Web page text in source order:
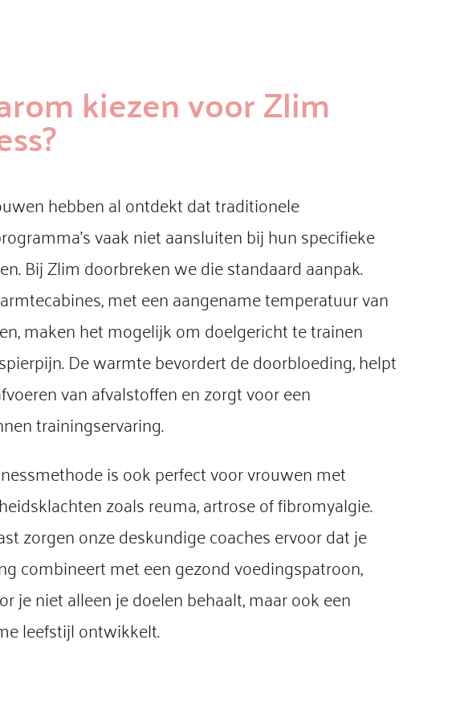
kiezen voor Zlim
hebben al ontdekt dat traditionele
vaak niet aansluiten bij hun specifieke
Bij Zlim doorbreken we die standaard aanpak.
met een aangename temperatuur van
maken het mogelijk om doelgericht te trainen
De warmte bevordert de doorbloeding, helpt
van afvalstoffen en zorgt voor een
trainingservaring.
is ook perfect voor vrouwen met
zoals reuma, artrose of fibromyalgie.
zorgen onze deskundige coaches ervoor dat je
combineert met een gezond voedingspatroon,
je niet alleen je doelen behaalt, maar ook een
leefstijl ontwikkelt.